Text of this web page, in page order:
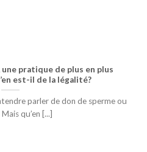
une pratique de plus en plus
est-il de la légalité?
parler de don de sperme ou
qu’en [...]